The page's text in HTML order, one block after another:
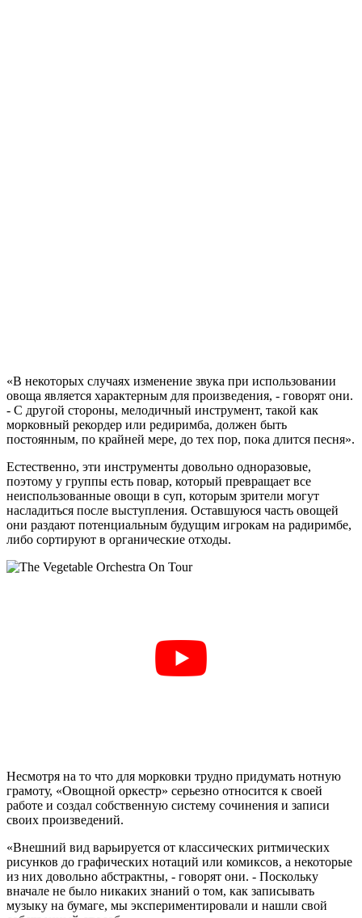
«В некоторых случаях изменение звука при использовании
овоща является характерным для произведения, - говорят они.
- С другой стороны, мелодичный инструмент, такой как
морковный рекордер или редиримба, должен быть
постоянным, по крайней мере, до тех пор, пока длится песня».
Естественно, эти инструменты довольно одноразовые,
поэтому у группы есть повар, который превращает все
неиспользованные овощи в суп, которым зрители могут
насладиться после выступления. Оставшуюся часть овощей
они раздают потенциальным будущим игрокам на радиримбе,
либо сортируют в органические отходы.
Несмотря на то что для морковки трудно придумать нотную
грамоту, «Овощной оркестр» серьезно относится к своей
работе и создал собственную систему сочинения и записи
своих произведений.
«Внешний вид варьируется от классических ритмических
рисунков до графических нотаций или комиксов, а некоторые
из них довольно абстрактны, - говорят они. - Поскольку
вначале не было никаких знаний о том, как записывать
музыку на бумаге, мы экспериментировали и нашли свой